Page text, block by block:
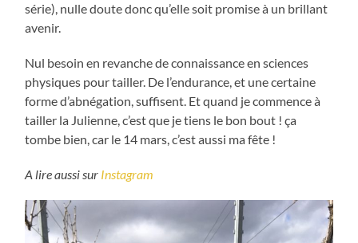
série), nulle doute donc qu’elle soit promise à un brillant
avenir.
Nul besoin en revanche de connaissance en sciences
physiques pour tailler. De l’endurance, et une certaine
forme d’abnégation, suffisent. Et quand je commence à
tailler la Julienne, c’est que je tiens le bon bout ! ça
tombe bien, car le 14 mars, c’est aussi ma fête !
A lire aussi sur Instagram